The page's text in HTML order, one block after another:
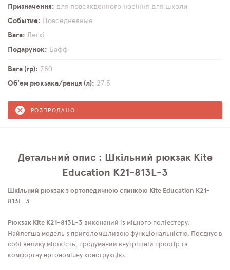
Призначення
для повсякденного носіння для школи
Событие
Повседневные
Вага
Легкі
Подарунок
Бафф
Вага (гр)
780
Об'єм рюкзака/ранця (л)
27,5
РОЗПРОДАНО
Детальний опис : Шкільний рюкзак Kite
Education K21-813L-3
Шкільний рюкзак з ортопедичною спинкою Kite Education K21-
813L-3
Рюкзак Kite K21-813L-3 виконаний із міцного поліестеру.
Найлегша модель з приголомшливою функціональністю. Поєднує в
собі велику місткість, продуманий внутрішній простір та
комфортну ергономічну конструкцію.